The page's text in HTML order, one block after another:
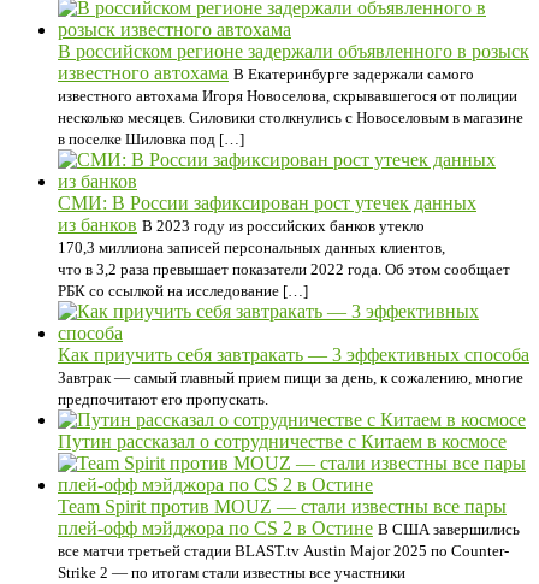
В российском регионе задержали объявленного в розыск
известного автохама В Екатеринбурге задержали самого
известного автохама Игоря Новоселова, скрывавшегося от полиции
несколько месяцев. Силовики столкнулись с Новоселовым в магазине
в поселке Шиловка под […]
СМИ: В России зафиксирован рост утечек данных
из банков В 2023 году из российских банков утекло
170,3 миллиона записей персональных данных клиентов,
что в 3,2 раза превышает показатели 2022 года. Об этом сообщает
РБК со ссылкой на исследование […]
Как приучить себя завтракать — 3 эффективных способа
Завтрак — самый главный прием пищи за день, к сожалению, многие
предпочитают его пропускать.
Путин рассказал о сотрудничестве с Китаем в космосе
Team Spirit против MOUZ — стали известны все пары
плей-офф мэйджора по CS 2 в Остине В США завершились
все матчи третьей стадии BLAST.tv Austin Major 2025 по Counter-
Strike 2 — по итогам стали известны все участники